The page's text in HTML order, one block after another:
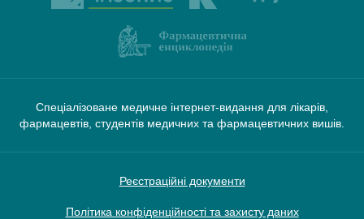
Спеціалізоване медичне інтернет-видання для лікарів,
фармацевтів, студентів медичних та фармацевтичних вишів.
Реєстраційні документи
Політика конфіденційності та захисту даних